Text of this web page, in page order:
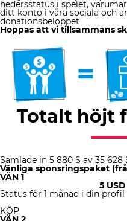
hedersstatus i spelet,
ditt konto i våra sociala och
donationsbeloppet
Hoppas att vi tillsammans
Totalt höjt
Samlade in 5 880 $ av 35 628
Vänliga sponsringspaket
VÄN 1
5 USD
Status för 1 månad i din profil
KÖP